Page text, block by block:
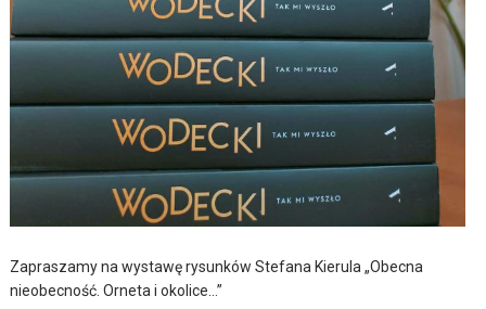
Zapraszamy na wystawę rysunków Stefana Kierula „Obecna
nieobecność. Orneta i okolice…”